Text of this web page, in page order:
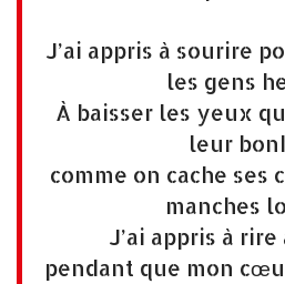
J’ai appris à sourire
les gens
À baisser les yeux
leur
comme on cache ses
manches
J’ai appris à
pendant que mon